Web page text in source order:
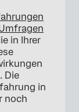
in Ihrer
Die
in
noch